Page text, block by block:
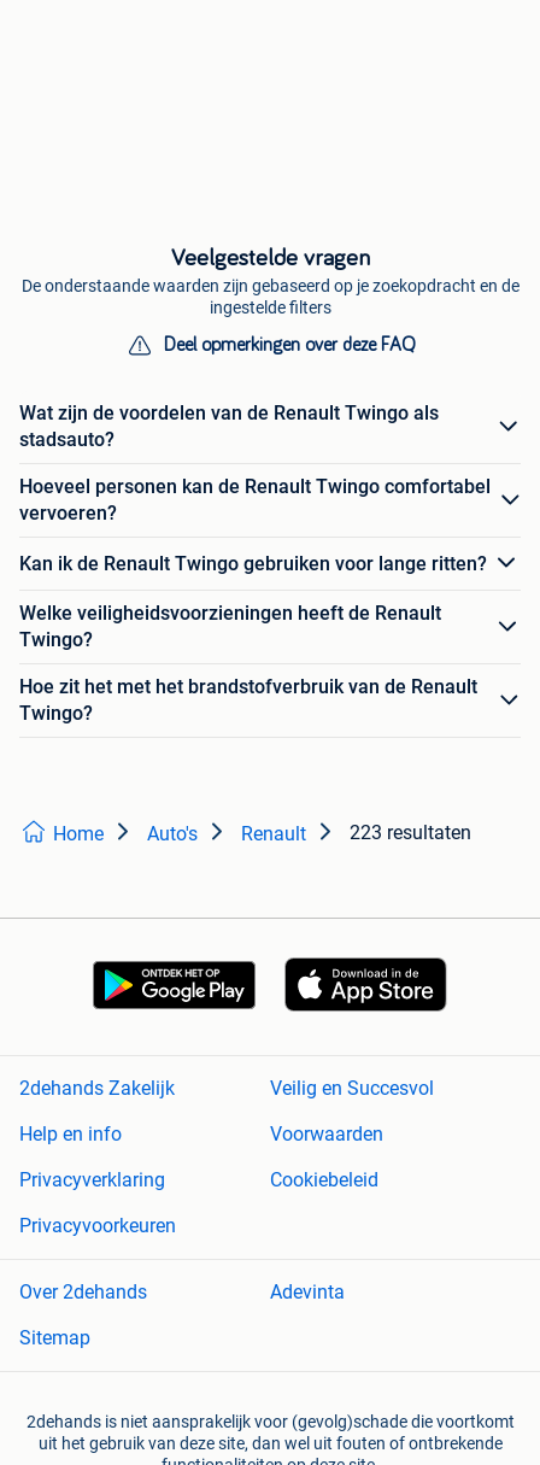
Veelgestelde vragen
De onderstaande waarden zijn gebaseerd op je zoekopdracht en de
ingestelde filters
Deel opmerkingen over deze FAQ
Wat zijn de voordelen van de Renault Twingo als
stadsauto?
Hoeveel personen kan de Renault Twingo comfortabel
vervoeren?
Kan ik de Renault Twingo gebruiken voor lange ritten?
Welke veiligheidsvoorzieningen heeft de Renault
Twingo?
Hoe zit het met het brandstofverbruik van de Renault
Twingo?
Home Auto's Renault 223 resultaten
2dehands Zakelijk
Veilig en Succesvol
Help en info
Voorwaarden
Privacyverklaring
Cookiebeleid
Privacyvoorkeuren
Over 2dehands
Adevinta
Sitemap
2dehands is niet aansprakelijk voor (gevolg)schade die voortkomt
uit het gebruik van deze site, dan wel uit fouten of ontbrekende